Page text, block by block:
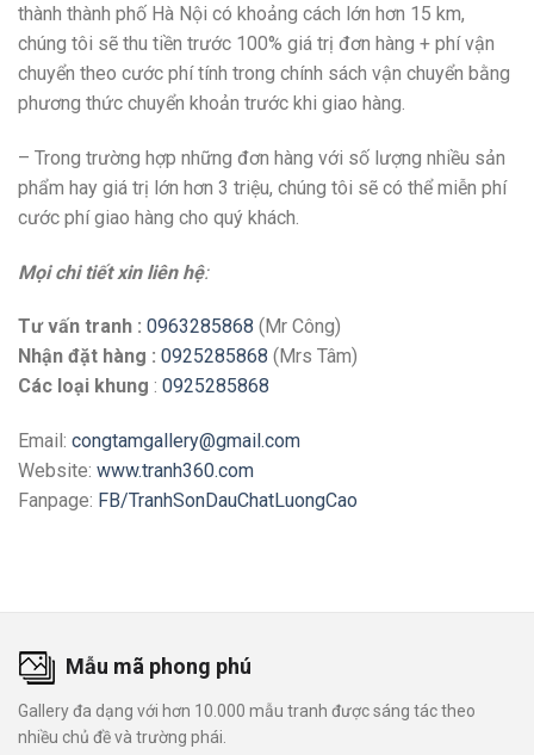
thành thành phố Hà Nội có khoảng cách lớn hơn 15 km,
chúng tôi sẽ thu tiền trước 100% giá trị đơn hàng + phí vận
chuyển theo cước phí tính trong chính sách vận chuyển bằng
phương thức chuyển khoản trước khi giao hàng.
– Trong trường hợp những đơn hàng với số lượng nhiều sản
phẩm hay giá trị lớn hơn 3 triệu, chúng tôi sẽ có thể miễn phí
cước phí giao hàng cho quý khách.
Mọi chi tiết xin liên hệ:
Tư vấn tranh : 0963285868 (Mr Công)
Nhận đặt hàng : 0925285868 (Mrs Tâm)
Các loại khung : 0925285868
Email: congtamgallery@gmail.com
Website: www.tranh360.com
Fanpage: FB/TranhSonDauChatLuongCao
Mẫu mã phong phú
Gallery đa dạng với hơn 10.000 mẫu tranh được sáng tác theo
nhiều chủ đề và trường phái.